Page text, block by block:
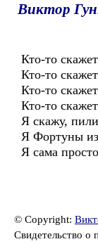
Виктор
Кто-то
Кто-то
Кто-то
Кто-то
Я скажу,
Я Фортуны
Я сама
© Copyright:
Свидетельство о